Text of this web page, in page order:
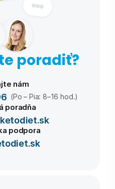
poradiť?
nám
(Po – Pia: 8–16 hod.)
poradňa
podpora